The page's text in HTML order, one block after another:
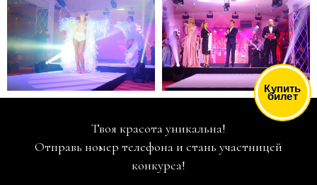
Купить
билет
Твоя красота уникальна!
Отправь номер телефона и стань участницей
конкурса!